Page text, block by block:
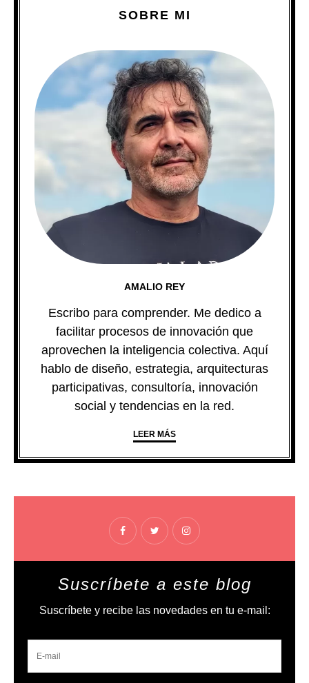
SOBRE MI
AMALIO REY
Escribo para comprender. Me dedico a
facilitar procesos de innovación que
aprovechen la inteligencia colectiva. Aquí
hablo de diseño, estrategia, arquitecturas
participativas, consultoría, innovación
social y tendencias en la red.
LEER MÁS
Suscríbete a este blog
Suscríbete y recibe las novedades en tu e-mail: